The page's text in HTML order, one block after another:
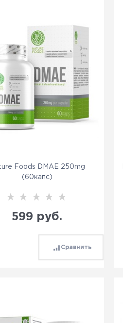
Foods DMAE 250mg
(60капс)
599 руб.
Сравнить